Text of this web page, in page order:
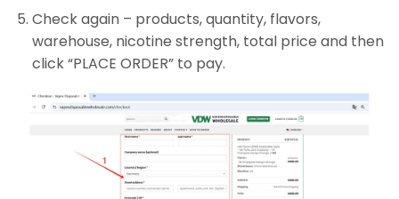
Check again – products, quantity, flavors,
warehouse, nicotine strength, total price and then
click “PLACE ORDER” to pay.